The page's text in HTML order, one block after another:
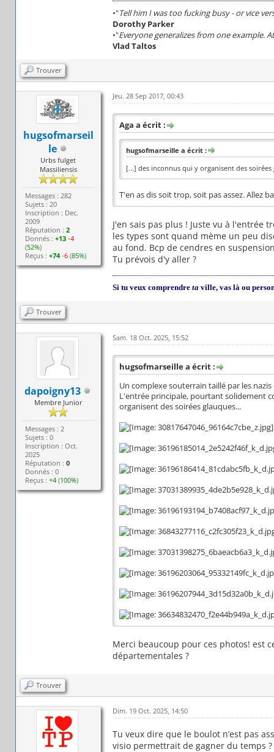
•"Tell him I was too fucking busy - or vice
Dorothy Parker
•"Everyone generalizes from one example.
Vlad Taltos
Trouver
hugsofmarseil
le
Urbs fulget
Massiliensis
Messages : 282
Sujets : 20
Inscription : Dec.
2009
Réputation :2
Donnés :+13 -4
(52%)
Reçus :+74 -6 (85%)
Jeu. 28 Sep 2017, 00:43
Aga a écrit :
hugsofmarseille a écrit :
[...] des inconnus qui y organisent des soirées
T'en as dis soit trop, soit pas assez. Allez
J'en sais pas plus ! Juste vu à l'entrée
les types sont quand mème un peu
au fond. Bcp de cendres en
Tu prévois d'y aller ?
Si tu veux comprendre taville, vas là ou
Trouver
dapoigny13
Membre Junior
Messages : 2
Sujets : 0
Inscription : Oct.
2025
Réputation :0
Donnés : 0
Reçus :+4 (100%)
Sam. 18 Oct. 2025, 15:52
hugsofmarseille a écrit :
Un complexe souterrain taillé par les
L'entrée principale, pourtant solidement
organisent des soirées glauques...
Merci beaucoup pour ces photos! est
départementales ?
Trouver
Dim. 19 Oct. 2025, 14:50
Tu veux dire que le boulot n’est pas
visio permettrait de gagner du temps ?